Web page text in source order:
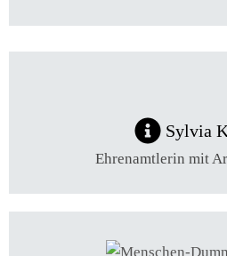
Sylvia
Ehrenamtlerin mit